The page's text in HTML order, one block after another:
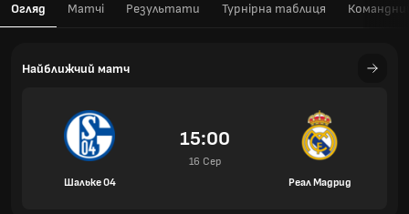
Огляд Матчі Результати Турнірна таблиця
Найближчий матч
Шальке 04
15:00
16 Сер
Реал Мадрид